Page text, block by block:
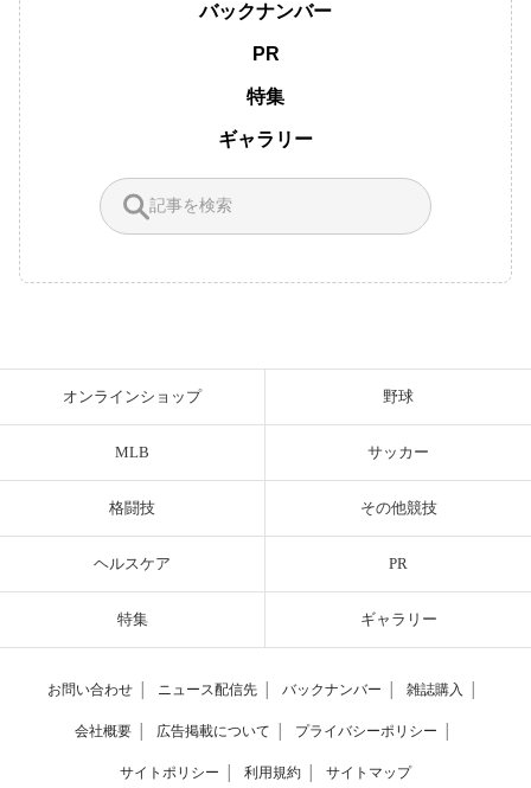
バックナンバー
PR
特集
ギャラリー
オンラインショップ 野球
MLB サッカー
格闘技 その他競技
ヘルスケア PR
特集 ギャラリー
お問い合わせ ニュース配信先 バックナンバー 雑誌購入
会社概要 広告掲載について プライバシーポリシー
サイトポリシー 利用規約 サイトマップ